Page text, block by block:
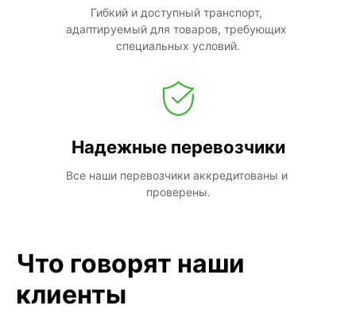
Гибкий и доступный транспорт,
адаптируемый для товаров, требующих
специальных условий.
Надежные перевозчики
Все наши перевозчики аккредитованы и
проверены.
Что говорят наши
клиенты